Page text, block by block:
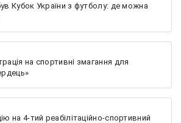
Кубок України з футболу: де можна
на спортивні змагання для
на 4-тий реабілітаційно-спортивний